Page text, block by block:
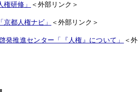
研修」 ＜外部リンク＞
都人権ナビ」 ＜外部リンク＞
発推進センター「『人権』について」
＜外